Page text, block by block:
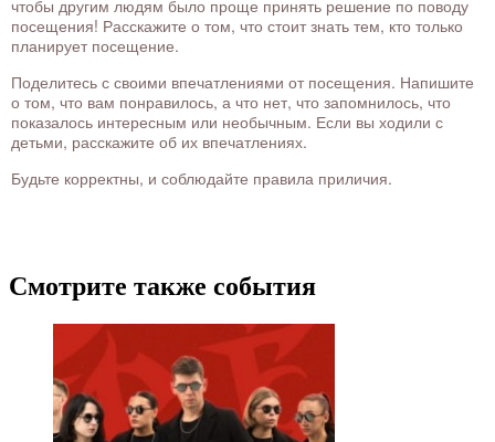
чтобы другим людям было проще принять решение по поводу
посещения! Расскажите о том, что стоит знать тем, кто только
планирует посещение.
Поделитесь с своими впечатлениями от посещения. Напишите
о том, что вам понравилось, а что нет, что запомнилось, что
показалось интересным или необычным. Если вы ходили с
детьми, расскажите об их впечатлениях.
Будьте корректны, и соблюдайте правила приличия.
Смотрите также события